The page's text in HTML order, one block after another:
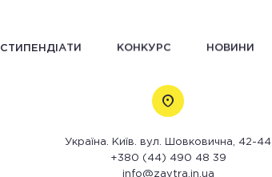
СТИПЕНДІАТИ КОНКУРС НОВИНИ
Україна. Київ. вул. Шовковична, 42-44
+380 (44) 490 48 39
info@zavtra.in.ua